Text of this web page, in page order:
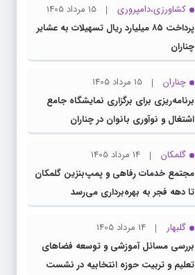
کشاورزی،دامپروری
15 مرداد 1405
پرداخت ۸۵ میلیارد ریال تسهیلات به عشایر
چناران
چناران
15 مرداد 1405
برنامه‌ریزی برای برگزاری نمایشگاه جامع
اشتغال و نوآوری بانوان در چناران
گلمکان
14 مرداد 1405
مجتمع خدمات رفاهی و پمپ‌بنزین گلمکان
تا دهه فجر به بهره‌برداری می‌رسد
گلبهار
14 مرداد 1405
بررسی مسائل آموزشی و توسعه فضاهای
تعلیم و تربیت حوزه انتخابیه در نشست